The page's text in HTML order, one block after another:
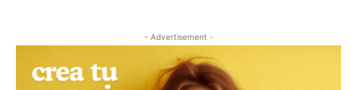
- Advertisement -